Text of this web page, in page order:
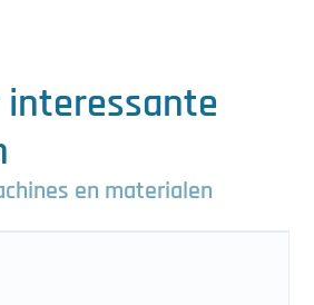
interessante
en materialen